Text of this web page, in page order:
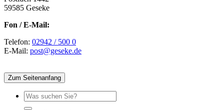
59585 Geseke
Fon / E-Mail:
Telefon: 02942 / 500 0
E-Mail: post@geseke.de
Zum Seitenanfang